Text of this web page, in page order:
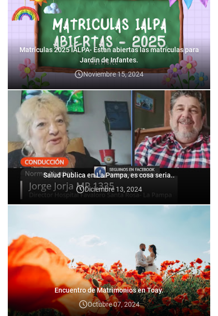
Matrículas 2025 IALPA- Estan abiertas las matrículas para
Jardin de Infantes.
Noviembre 15, 2024
Salud Publica en La Pampa, es cosa seria..
Diciembre 13, 2024
Encuentro de Matrimonios en Toay.
Octubre 07, 2024